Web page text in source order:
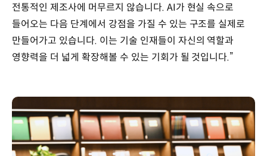
전통적인 제조사에 머무르지 않습니다. AI가 현실 속으로
들어오는 다음 단계에서 강점을 가질 수 있는 구조를 실제로
만들어가고 있습니다. 이는 기술 인재들이 자신의 역할과
영향력을 더 넓게 확장해볼 수 있는 기회가 될 것입니다.”